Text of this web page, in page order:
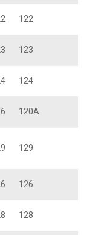
122
123
124
120A
129
126
128